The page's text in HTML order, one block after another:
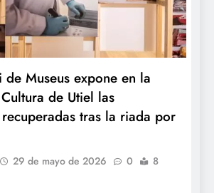
de Museus expone en la
de Utiel las
tras la riada por
29 de mayo de 2026 0
8